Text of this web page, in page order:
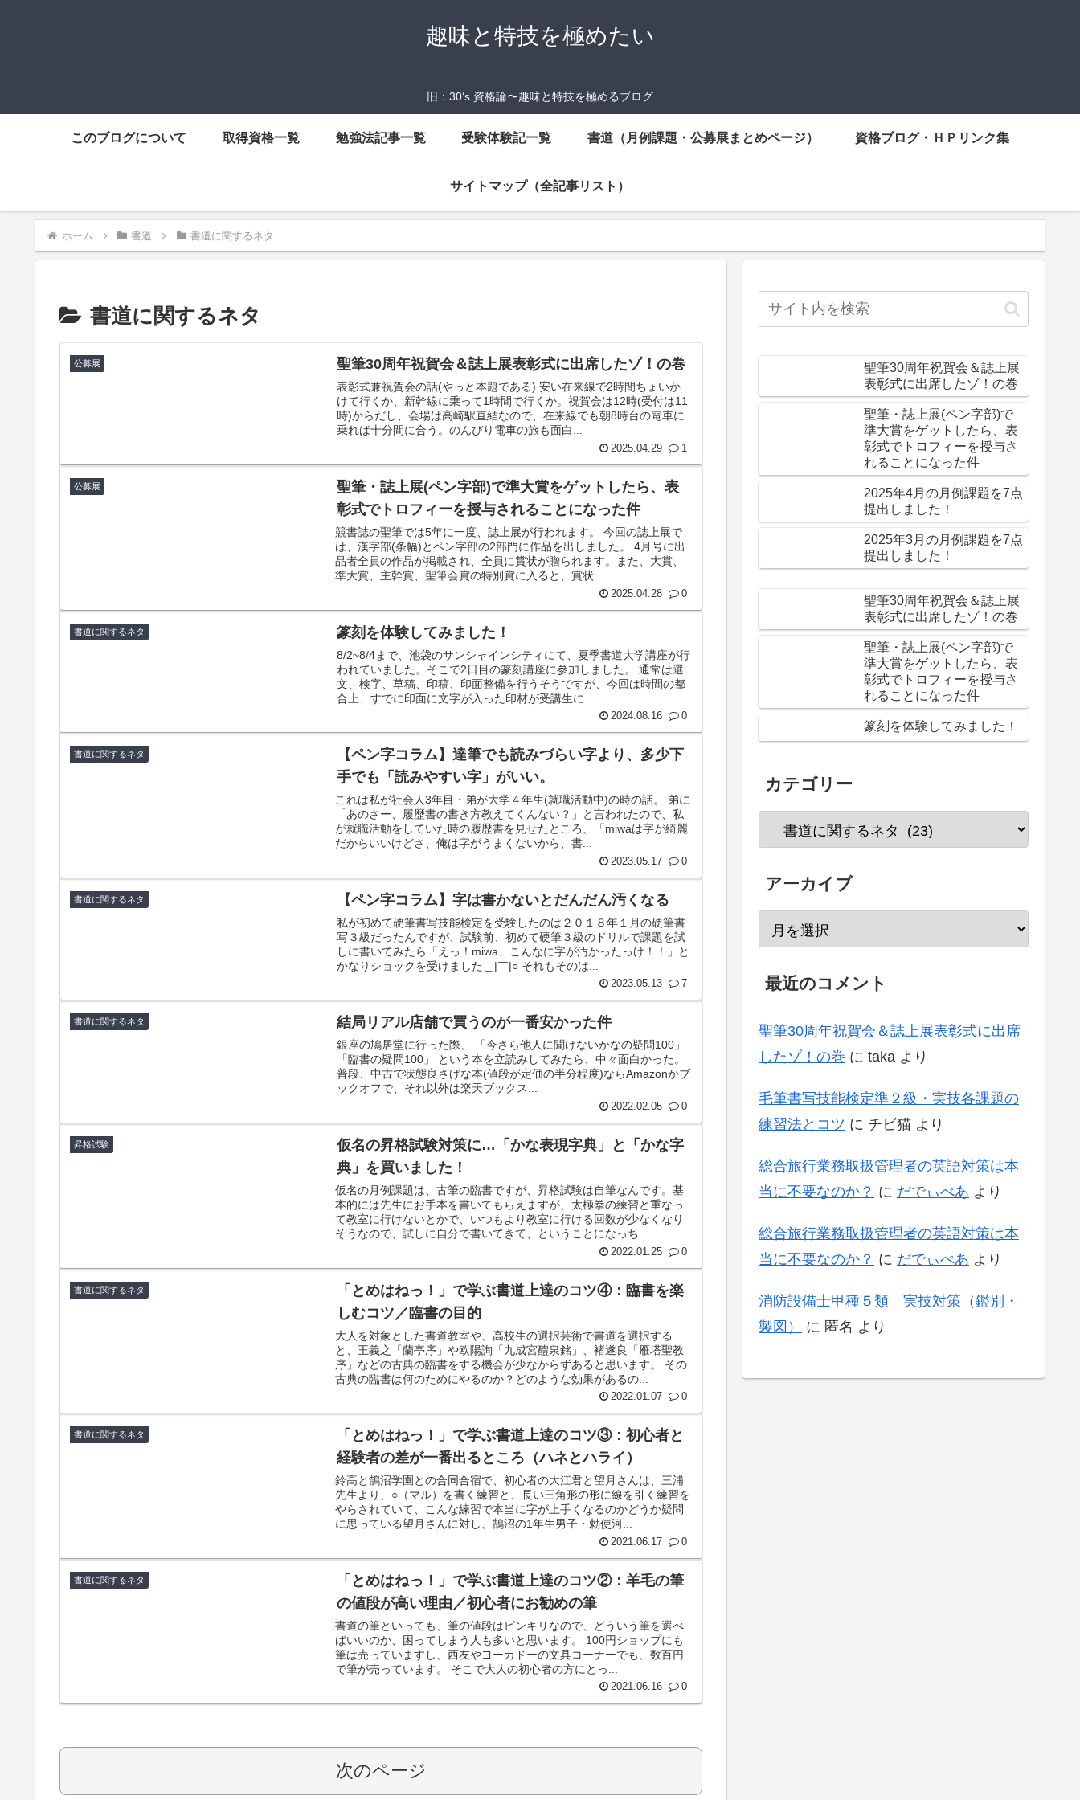
趣味と特技を極めたい
旧：30‘s 資格論〜趣味と特技を極めるブログ
このブログについて 取得資格一覧 勉強法記事一覧 受験体験記一覧 書道（月例課題・公募展まとめページ） 資格ブログ・ＨＰリンク集
サイトマップ（全記事リスト）
ホーム 書道 書道に関するネタ
書道に関するネタ
公募展 聖筆30周年祝賀会＆誌上展表彰式に出席したゾ！の巻
表彰式兼祝賀会の話(やっと本題である) 安い在来線で2時間ちょいか
けて行くか、新幹線に乗って1時間で行くか。祝賀会は12時(受付は11
時)からだし、会場は高崎駅直結なので、在来線でも朝8時台の電車に
乗れば十分間に合う。のんびり電車の旅も面白...
2025.04.29 1
公募展
聖筆・誌上展(ペン字部)で準大賞をゲットしたら、表
彰式でトロフィーを授与されることになった件
競書誌の聖筆では5年に一度、誌上展が行われます。 今回の誌上展で
は、漢字部(条幅)とペン字部の2部門に作品を出しました。 4月号に出
品者全員の作品が掲載され、全員に賞状が贈られます。また、大賞、
準大賞、主幹賞、聖筆会賞の特別賞に入ると、賞状...
2025.04.28 0
書道に関するネタ 篆刻を体験してみました！
8/2~8/4まで、池袋のサンシャインシティにて、夏季書道大学講座が行
われていました。そこで2日目の篆刻講座に参加しました。 通常は選
文、検字、草稿、印稿、印面整備を行うそうですが、今回は時間の都
合上、すでに印面に文字が入った印材が受講生に...
2024.08.16 0
書道に関するネタ
【ペン字コラム】達筆でも読みづらい字より、多少下
手でも「読みやすい字」がいい。
これは私が社会人3年目・弟が大学４年生(就職活動中)の時の話。 弟に
「あのさー、履歴書の書き方教えてくんない？」と言われたので、私
が就職活動をしていた時の履歴書を見せたところ、「miwaは字が綺麗
だからいいけどさ、俺は字がうまくないから、書...
2023.05.17 0
書道に関するネタ 【ペン字コラム】字は書かないとだんだん汚くなる
私が初めて硬筆書写技能検定を受験したのは２０１８年１月の硬筆書
写３級だったんですが、試験前、初めて硬筆３級のドリルで課題を試
しに書いてみたら「えっ！miwa、こんなに字が汚かったっけ！！」と
かなりショックを受けました＿|￣|○ それもそのは...
2023.05.13 7
書道に関するネタ 結局リアル店舗で買うのが一番安かった件
銀座の鳩居堂に行った際、 「今さら他人に聞けないかなの疑問100」
「臨書の疑問100」 という本を立読みしてみたら、中々面白かった。
普段、中古で状態良さげな本(値段が定価の半分程度)ならAmazonかブ
ックオフで、それ以外は楽天ブックス...
2022.02.05 0
昇格試験
仮名の昇格試験対策に…「かな表現字典」と「かな字
典」を買いました！
仮名の月例課題は、古筆の臨書ですが、昇格試験は自筆なんです。基
本的には先生にお手本を書いてもらえますが、太極拳の練習と重なっ
て教室に行けないとかで、いつもより教室に行ける回数が少なくなり
そうなので、試しに自分で書いてきて、ということになっち...
2022.01.25 0
書道に関するネタ
「とめはねっ！」で学ぶ書道上達のコツ④：臨書を楽
しむコツ／臨書の目的
大人を対象とした書道教室や、高校生の選択芸術で書道を選択する
と、王義之「蘭亭序」や欧陽詢「九成宮醴泉銘」、褚遂良「雁塔聖教
序」などの古典の臨書をする機会が少なからずあると思います。 その
古典の臨書は何のためにやるのか？どのような効果があるの...
2022.01.07 0
書道に関するネタ
「とめはねっ！」で学ぶ書道上達のコツ③：初心者と
経験者の差が一番出るところ（ハネとハライ）
鈴高と鵠沼学園との合同合宿で、初心者の大江君と望月さんは、三浦
先生より、○（マル）を書く練習と、長い三角形の形に線を引く練習を
やらされていて、こんな練習で本当に字が上手くなるのかどうか疑問
に思っている望月さんに対し、鵠沼の1年生男子・勅使河...
2021.06.17 0
書道に関するネタ
「とめはねっ！」で学ぶ書道上達のコツ②：羊毛の筆
の値段が高い理由／初心者にお勧めの筆
書道の筆といっても、筆の値段はピンキリなので、どういう筆を選べ
ばいいのか、困ってしまう人も多いと思います。 100円ショップにも
筆は売っていますし、西友やヨーカドーの文具コーナーでも、数百円
で筆が売っています。 そこで大人の初心者の方にとっ...
2021.06.16 0
次のページ
聖筆30周年祝賀会＆誌上展
表彰式に出席したゾ！の巻
聖筆・誌上展(ペン字部)で
準大賞をゲットしたら、表
彰式でトロフィーを授与さ
れることになった件
2025年4月の月例課題を7点
提出しました！
2025年3月の月例課題を7点
提出しました！
聖筆30周年祝賀会＆誌上展
表彰式に出席したゾ！の巻
聖筆・誌上展(ペン字部)で
準大賞をゲットしたら、表
彰式でトロフィーを授与さ
れることになった件
篆刻を体験してみました！
カテゴリー
アーカイブ
最近のコメント
聖筆30周年祝賀会＆誌上展表彰式に出席
したゾ！の巻 に taka より
毛筆書写技能検定準２級・実技各課題の
練習法とコツ に チビ猫 より
総合旅行業務取扱管理者の英語対策は本
当に不要なのか？ に だでぃべあ より
総合旅行業務取扱管理者の英語対策は本
当に不要なのか？ に だでぃべあ より
消防設備士甲種５類 実技対策（鑑別・
製図）
に 匿名 より